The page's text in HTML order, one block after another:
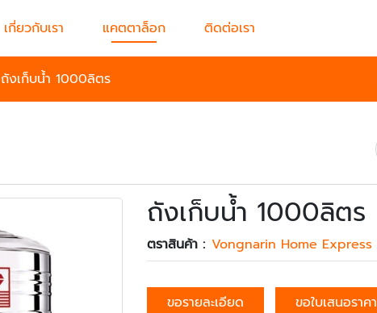
เกี่ยวกับเรา แคตตาล็อก ติดต่อเรา
ถังเก็บน้ำ 1000ลิตร
ถังเก็บน้ำ 1000ลิตร
ตราสินค้า : Vongnarin Home Express
ขอรายละเอียด ขอใบเสนอราคา